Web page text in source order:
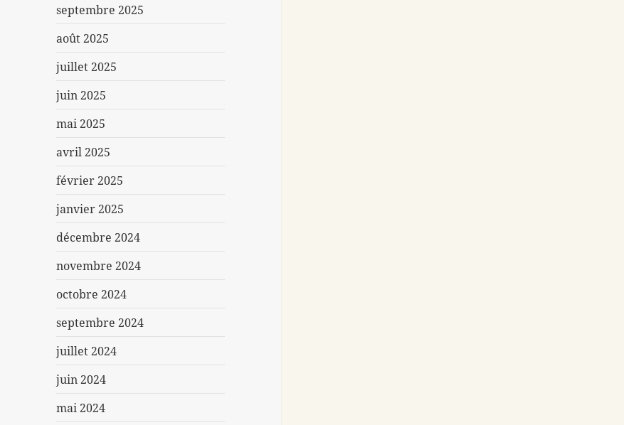
septembre 2025
août 2025
juillet 2025
juin 2025
mai 2025
avril 2025
février 2025
janvier 2025
décembre 2024
novembre 2024
octobre 2024
septembre 2024
juillet 2024
juin 2024
mai 2024